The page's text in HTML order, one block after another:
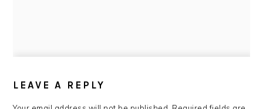
INTERACTIONS
LEAVE A REPLY